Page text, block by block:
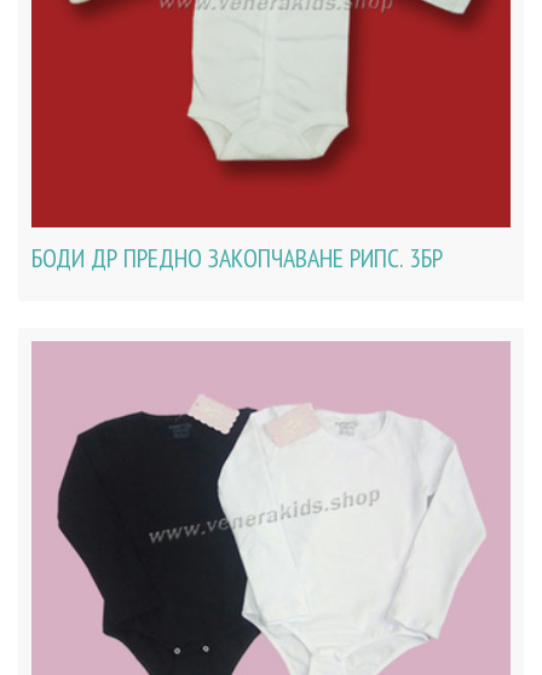
БОДИ ДР ПРЕДНО ЗАКОПЧАВАНЕ РИПС. 3БР